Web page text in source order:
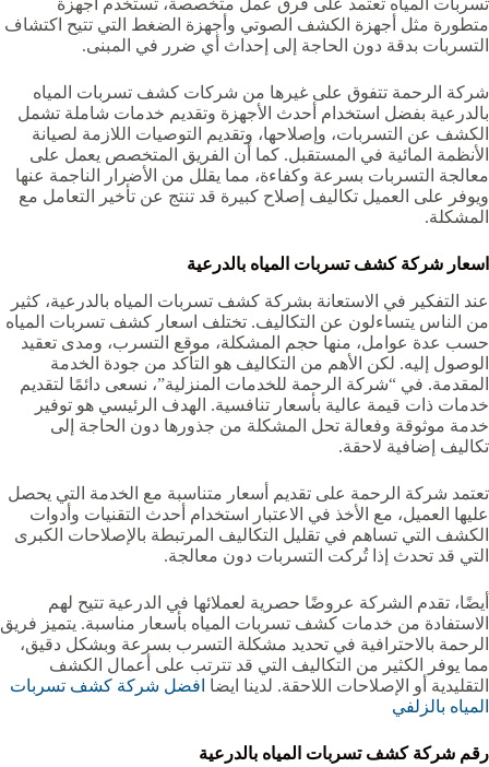
تسربات المياه تعتمد على فرق عمل متخصصة، تستخدم أجهزة
متطورة مثل أجهزة الكشف الصوتي وأجهزة الضغط التي تتيح اكتشاف
التسربات بدقة دون الحاجة إلى إحداث أي ضرر في المبنى.
شركة الرحمة تتفوق على غيرها من شركات كشف تسربات المياه
بالدرعية بفضل استخدام أحدث الأجهزة وتقديم خدمات شاملة تشمل
الكشف عن التسربات، وإصلاحها، وتقديم التوصيات اللازمة لصيانة
الأنظمة المائية في المستقبل. كما أن الفريق المتخصص يعمل على
معالجة التسربات بسرعة وكفاءة، مما يقلل من الأضرار الناجمة عنها
ويوفر على العميل تكاليف إصلاح كبيرة قد تنتج عن تأخير التعامل مع
المشكلة.
اسعار شركة كشف تسربات المياه بالدرعية
عند التفكير في الاستعانة بشركة كشف تسربات المياه بالدرعية، كثير
من الناس يتساءلون عن التكاليف. تختلف اسعار كشف تسربات المياه
حسب عدة عوامل، منها حجم المشكلة، موقع التسرب، ومدى تعقيد
الوصول إليه. لكن الأهم من التكاليف هو التأكد من جودة الخدمة
المقدمة. في “شركة الرحمة للخدمات المنزلية”، نسعى دائمًا لتقديم
خدمات ذات قيمة عالية بأسعار تنافسية. الهدف الرئيسي هو توفير
خدمة موثوقة وفعالة تحل المشكلة من جذورها دون الحاجة إلى
تكاليف إضافية لاحقة.
تعتمد شركة الرحمة على تقديم أسعار متناسبة مع الخدمة التي يحصل
عليها العميل، مع الأخذ في الاعتبار استخدام أحدث التقنيات وأدوات
الكشف التي تساهم في تقليل التكاليف المرتبطة بالإصلاحات الكبرى
التي قد تحدث إذا تُركت التسربات دون معالجة.
أيضًا، تقدم الشركة عروضًا حصرية لعملائها في الدرعية تتيح لهم
الاستفادة من خدمات كشف تسربات المياه بأسعار مناسبة. يتميز فريق
الرحمة بالاحترافية في تحديد مشكلة التسرب بسرعة وبشكل دقيق،
مما يوفر الكثير من التكاليف التي قد تترتب على أعمال الكشف
التقليدية أو الإصلاحات اللاحقة. لدينا ايضا افضل شركة كشف تسربات
المياه بالزلفي
رقم شركة كشف تسربات المياه بالدرعية